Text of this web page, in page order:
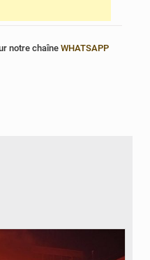
notre chaîne WHATSAPP